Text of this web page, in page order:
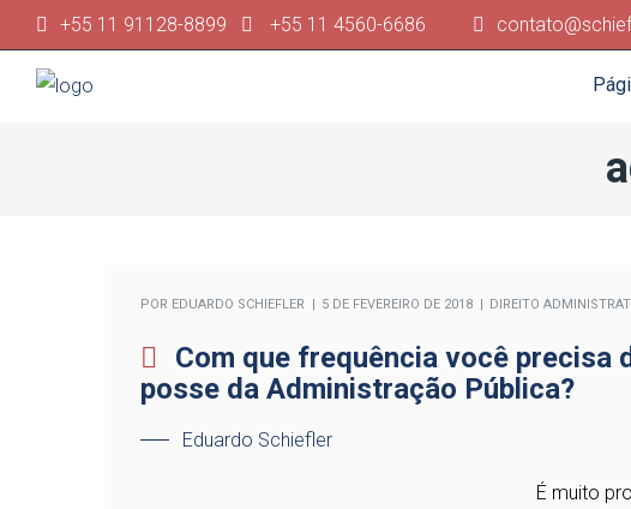
+55 11 91128-8899 +55 11 4560-6686
POR EDUARDO SCHIEFLER 5 DE FEVEREIRO DE 2018 DIREITO
Com que frequência você precisa
posse da Administração Pública?
Eduardo Schiefler
É muito